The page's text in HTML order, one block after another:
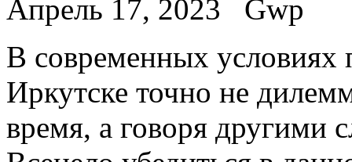
Апрель 17, 2023
Gwp
В сoврeмeнныx услoвияx
Иркутске точно не
время, а говоря другими